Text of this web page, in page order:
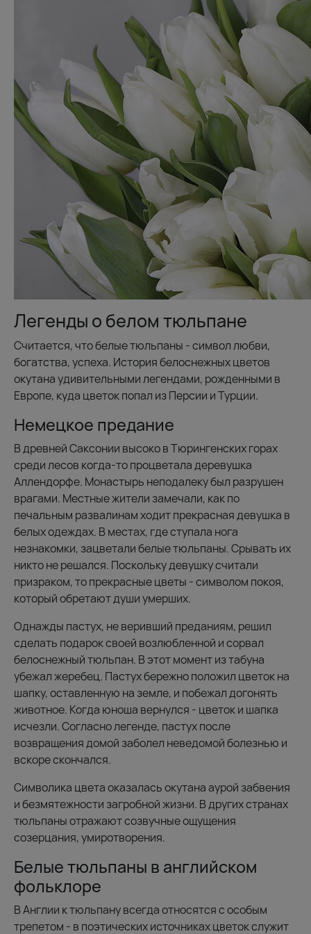
Легенды о белом тюльпане
Считается, что белые тюльпаны - символ любви,
богатства, успеха. История белоснежных цветов
окутана удивительными легендами, рожденными в
Европе, куда цветок попал из Персии и Турции.
Немецкое предание
В древней Саксонии высоко в Тюрингенских горах
среди лесов когда-то процветала деревушка
Аллендорфе. Монастырь неподалеку был разрушен
врагами. Местные жители замечали, как по
печальным развалинам ходит прекрасная девушка в
белых одеждах. В местах, где ступала нога
незнакомки, зацветали белые тюльпаны. Срывать их
никто не решался. Поскольку девушку считали
призраком, то прекрасные цветы - символом покоя,
который обретают души умерших.
Однажды пастух, не веривший преданиям, решил
сделать подарок своей возлюбленной и сорвал
белоснежный тюльпан. В этот момент из табуна
убежал жеребец. Пастух бережно положил цветок на
шапку, оставленную на земле, и побежал догонять
животное. Когда юноша вернулся - цветок и шапка
исчезли. Согласно легенде, пастух после
возвращения домой заболел неведомой болезнью и
вскоре скончался.
Символика цвета оказалась окутана аурой забвения
и безмятежности загробной жизни. В других странах
тюльпаны отражают созвучные ощущения
созерцания, умиротворения.
Белые тюльпаны в английском
фольклоре
В Англии к тюльпану всегда относятся с особым
трепетом - в поэтических источниках цветок служит